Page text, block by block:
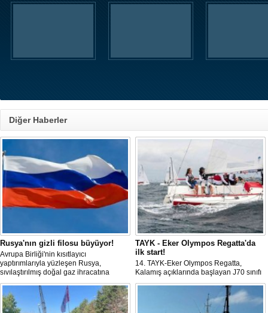
Diğer Haberler
Rusya'nın gizli filosu büyüyor!
Avrupa Birliği'nin kısıtlayıcı
yaptırımlarıyla yüzleşen Rusya,
sıvılaştırılmış doğal gaz ihracatına
devam edebilmek için gizli bir filo
geliştiriyor.
TAYK - Eker Olympos Regatta'da
ilk start!
14. TAYK-Eker Olympos Regatta,
Kalamış açıklarında başlayan J70 sınıfı
yarışlarıyla ilk startını verdi. İstanbul'u 10
gün boyunca yelken coşkusuyla
buluşturacak organizasyonun ilk
gününde 9 tekne rüzgârla buluştu.